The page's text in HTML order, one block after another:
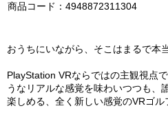
商品コード：4948872311304
おうちにいながら、そこはまるで本
PlayStation VRならではの主観視点
うなリアルな感覚を味わいつつも、
楽しめる、全く新しい感覚のVRゴル